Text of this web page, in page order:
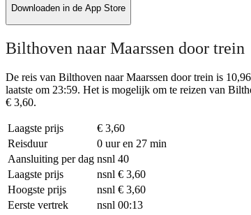
Downloaden in de App Store
Bilthoven naar Maarssen door trein
De reis van Bilthoven naar Maarssen door trein is
laatste om 23:59. Het is mogelijk om te reizen van
€ 3,60.
Laagste prijs
€ 3,60
Reisduur
0 uur en 27 min
Aansluiting per dag nsnl 40
Laagste prijs
nsnl € 3,60
Hoogste prijs
nsnl € 3,60
Eerste vertrek
nsnl 00:13